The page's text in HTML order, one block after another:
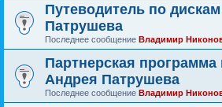
Путеводитель по
Патрушева
Последнее сообщение Владимир
Партнерская программа
Андрея Патрушева
Последнее сообщение Владимир